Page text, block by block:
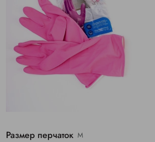
Размер перчаток M